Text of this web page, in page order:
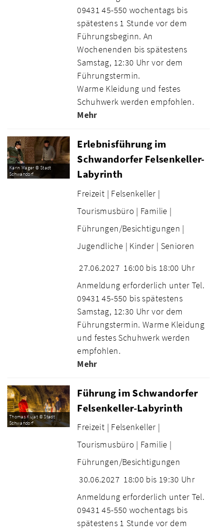
09431 45-550 wochentags bis
spätestens 1 Stunde vor dem
Führungsbeginn. An
Wochenenden bis spätestens
Samstag, 12:30 Uhr vor dem
Führungstermin.
Warme Kleidung und festes
Schuhwerk werden empfohlen.
Mehr
Karin Mager © Stadt
Schwandorf
Erlebnisführung im
Schwandorfer Felsenkeller-
Labyrinth
Freizeit | Felsenkeller |
Tourismusbüro | Familie |
Führungen/Besichtigungen |
Jugendliche | Kinder | Senioren
27.06.2027 16:00 bis 18:00 Uhr
Anmeldung erforderlich unter Tel.
09431 45-550 bis spätestens
Samstag, 12:30 Uhr vor dem
Führungstermin. Warme Kleidung
und festes Schuhwerk werden
empfohlen.
Mehr
Thomas Kujat © Stadt
Schwandorf
Führung im Schwandorfer
Felsenkeller-Labyrinth
Freizeit | Felsenkeller |
Tourismusbüro | Familie |
Führungen/Besichtigungen
30.06.2027 18:00 bis 19:30 Uhr
Anmeldung erforderlich unter Tel.
09431 45-550 wochentags bis
spätestens 1 Stunde vor dem